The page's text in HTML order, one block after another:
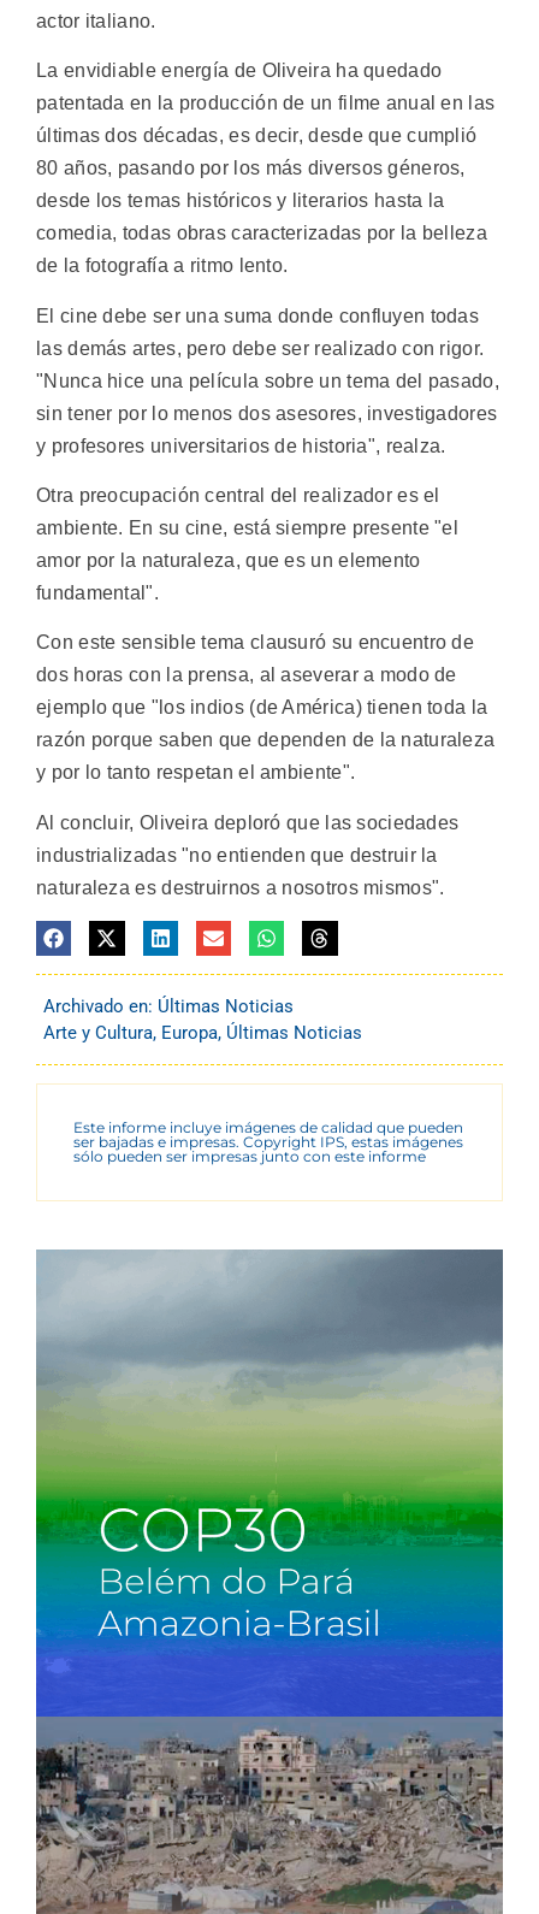
actor italiano.
La envidiable energía de Oliveira ha quedado
patentada en la producción de un filme anual en las
últimas dos décadas, es decir, desde que cumplió
80 años, pasando por los más diversos géneros,
desde los temas históricos y literarios hasta la
comedia, todas obras caracterizadas por la belleza
de la fotografía a ritmo lento.
El cine debe ser una suma donde confluyen todas
las demás artes, pero debe ser realizado con rigor.
"Nunca hice una película sobre un tema del pasado,
sin tener por lo menos dos asesores, investigadores
y profesores universitarios de historia", realza.
Otra preocupación central del realizador es el
ambiente. En su cine, está siempre presente "el
amor por la naturaleza, que es un elemento
fundamental".
Con este sensible tema clausuró su encuentro de
dos horas con la prensa, al aseverar a modo de
ejemplo que "los indios (de América) tienen toda la
razón porque saben que dependen de la naturaleza
y por lo tanto respetan el ambiente".
Al concluir, Oliveira deploró que las sociedades
industrializadas "no entienden que destruir la
naturaleza es destruirnos a nosotros mismos".
Archivado en: Últimas Noticias
Arte y Cultura, Europa, Últimas Noticias
Este informe incluye imágenes de calidad que pueden
ser bajadas e impresas. Copyright IPS, estas imágenes
sólo pueden ser impresas junto con este informe